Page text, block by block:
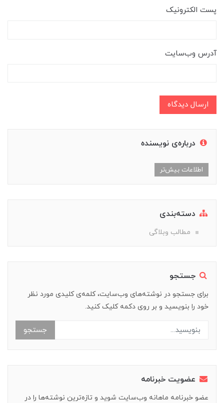
پست الکترونیک
آدرس وب‌سایت
ارسال دیدگاه
درباره‌ی نویسنده
اطلاعات بیش‌تر
دسته‌بندی
مطالب وبلاگی
جستجو
برای جستجو در نوشته‌های وب‌سایت، کلمه‌ی کلیدی مورد نظر
خود را بنویسید و بر روی دکمه کلیک کنید.
جستجو
عضویت خبرنامه
عضو خبرنامه ماهانه وب‌سایت شوید و تازه‌ترین نوشته‌ها را در